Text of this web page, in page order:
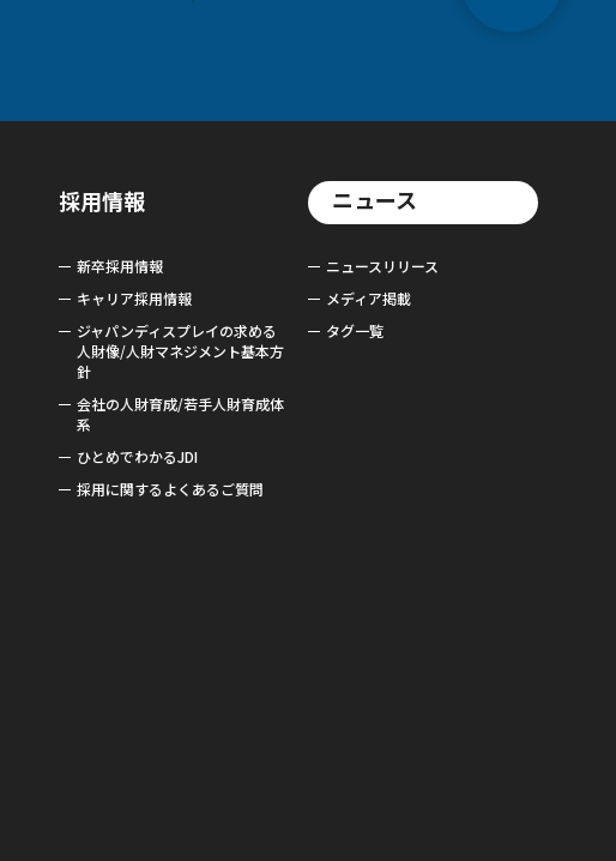
採用情報
新卒採用情報
キャリア採用情報
ジャパンディスプレイの求める
人財像/人財マネジメント基本方
針
会社の人財育成/若手人財育成体
系
ひとめでわかるJDI
採用に関するよくあるご質問
ニュース
ニュースリリース
メディア掲載
タグ一覧